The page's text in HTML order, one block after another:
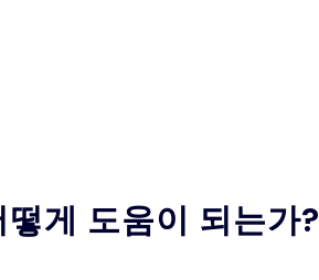
게 도움이 되는가?